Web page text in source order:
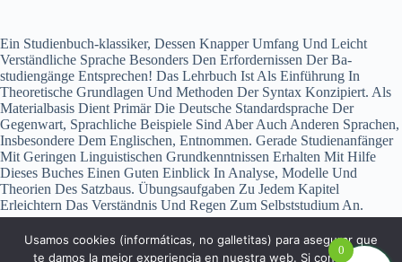
Ein Studienbuch-klassiker, Dessen Knapper Umfang Und Leicht
Verständliche Sprache Besonders Den Erfordernissen Der Ba-
studiengänge Entsprechen! Das Lehrbuch Ist Als Einführung In
Theoretische Grundlagen Und Methoden Der Syntax Konzipiert. Als
Materialbasis Dient Primär Die Deutsche Standardsprache Der
Gegenwart, Sprachliche Beispiele Sind Aber Auch Anderen Sprachen,
Insbesondere Dem Englischen, Entnommen. Gerade Studienanfänger
Mit Geringen Linguistischen Grundkenntnissen Erhalten Mit Hilfe
Dieses Buches Einen Guten Einblick In Analyse, Modelle Und
Theorien Des Satzbaus. Übungsaufgaben Zu Jedem Kapitel
Erleichtern Das Verständnis Und Regen Zum Selbststudium An.
0
Usamos cookies (informáticas, no galletitas) para asegurar que
te damos la mejor experiencia en nuestra web. Si continúas